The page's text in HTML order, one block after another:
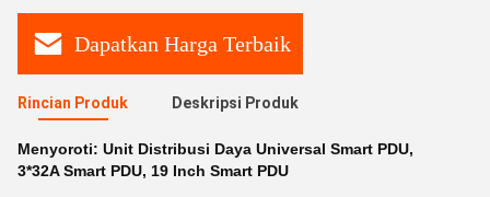
Dapatkan Harga Terbaik
Rincian Produk Deskripsi Produk
Menyoroti: Unit Distribusi Daya Universal Smart PDU,
3*32A Smart PDU, 19 Inch Smart PDU